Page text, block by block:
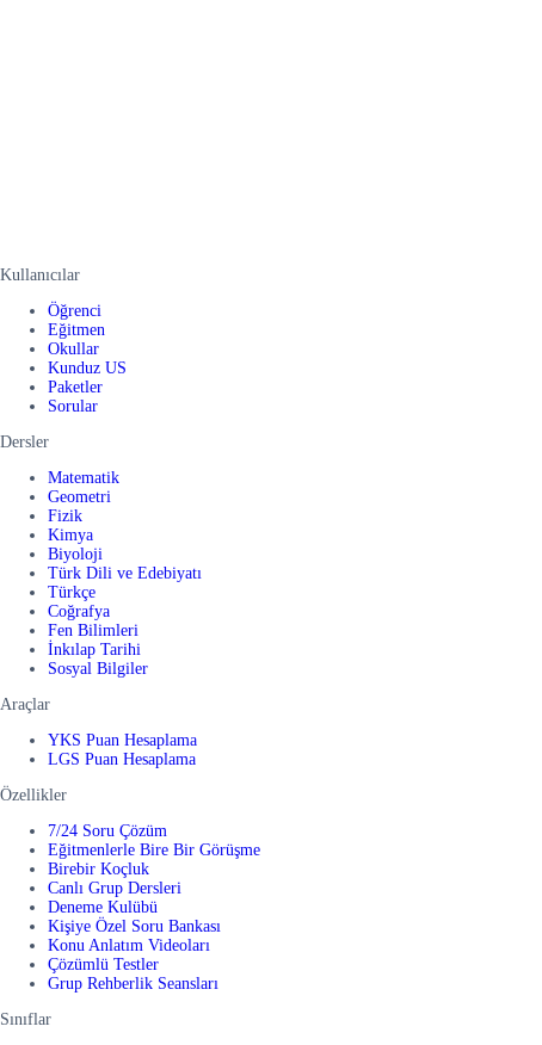
Kullanıcılar
Öğrenci
Eğitmen
Okullar
Kunduz US
Paketler
Sorular
Dersler
Matematik
Geometri
Fizik
Kimya
Biyoloji
Türk Dili ve Edebiyatı
Türkçe
Coğrafya
Fen Bilimleri
İnkılap Tarihi
Sosyal Bilgiler
Araçlar
YKS Puan Hesaplama
LGS Puan Hesaplama
Özellikler
7/24 Soru Çözüm
Eğitmenlerle Bire Bir Görüşme
Birebir Koçluk
Canlı Grup Dersleri
Deneme Kulübü
Kişiye Özel Soru Bankası
Konu Anlatım Videoları
Çözümlü Testler
Grup Rehberlik Seansları
Sınıflar